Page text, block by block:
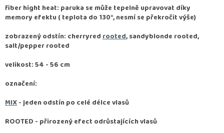
fiber hight heat: paruka se může tepelně upravovat díky
memory efektu ( teplota do 130°, nesmí se překročit výše)
zobrazený odstín: cherryredrooted, sandyblonde rooted,
salt/pepper rooted
velikost: 54 - 56 cm
označení:
MIX- jeden odstín po celé délce vlasů
ROOTED - přirozený efect odrůstajících vlasů